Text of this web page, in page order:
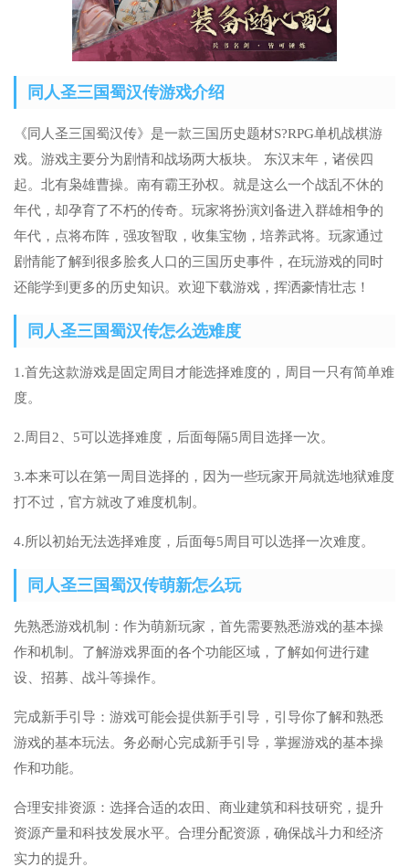
同人圣三国蜀汉传游戏介绍
《同人圣三国蜀汉传》是一款三国历史题材S?RPG单机战棋游
戏。游戏主要分为剧情和战场两大板块。 东汉末年，诸侯四
起。北有枭雄曹操。南有霸王孙权。就是这么一个战乱不休的
年代，却孕育了不朽的传奇。玩家将扮演刘备进入群雄相争的
年代，点将布阵，强攻智取，收集宝物，培养武将。玩家通过
剧情能了解到很多脍炙人口的三国历史事件，在玩游戏的同时
还能学到更多的历史知识。欢迎下载游戏，挥洒豪情壮志！
同人圣三国蜀汉传怎么选难度
1.首先这款游戏是固定周目才能选择难度的，周目一只有简单难
度。
2.周目2、5可以选择难度，后面每隔5周目选择一次。
3.本来可以在第一周目选择的，因为一些玩家开局就选地狱难度
打不过，官方就改了难度机制。
4.所以初始无法选择难度，后面每5周目可以选择一次难度。
同人圣三国蜀汉传萌新怎么玩
先熟悉游戏机制：作为萌新玩家，首先需要熟悉游戏的基本操
作和机制。了解游戏界面的各个功能区域，了解如何进行建
设、招募、战斗等操作。
完成新手引导：游戏可能会提供新手引导，引导你了解和熟悉
游戏的基本玩法。务必耐心完成新手引导，掌握游戏的基本操
作和功能。
合理安排资源：选择合适的农田、商业建筑和科技研究，提升
资源产量和科技发展水平。合理分配资源，确保战斗力和经济
实力的提升。